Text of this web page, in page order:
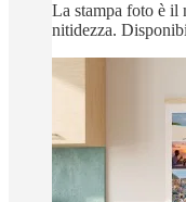
La stampa foto è il
nitidezza.